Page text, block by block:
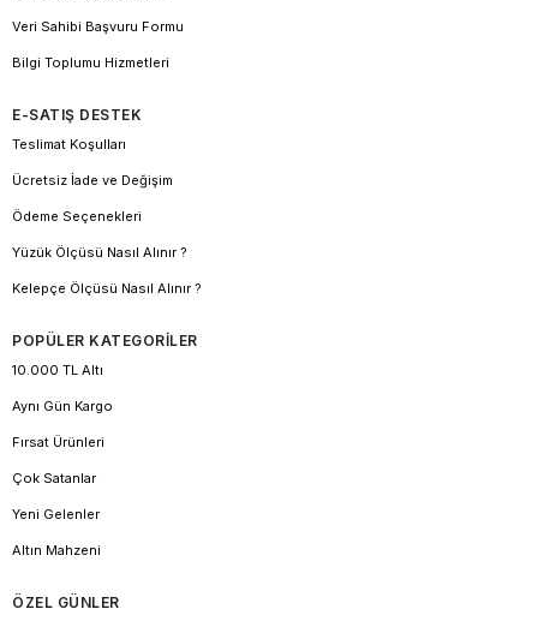
Veri Sahibi Başvuru Formu
Bilgi Toplumu Hizmetleri
E-SATIŞ DESTEK
Teslimat Koşulları
Ücretsiz İade ve Değişim
Ödeme Seçenekleri
Yüzük Ölçüsü Nasıl Alınır ?
Kelepçe Ölçüsü Nasıl Alınır ?
POPÜLER KATEGORİLER
10.000 TL Altı
Aynı Gün Kargo
Fırsat Ürünleri
Çok Satanlar
Yeni Gelenler
Altın Mahzeni
ÖZEL GÜNLER